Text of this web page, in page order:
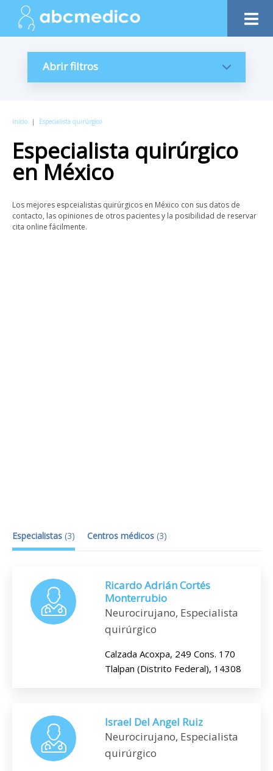
Abrir filtros
Inicio | Especialista quirúrgico
Especialista quirúrgico
en México
Los mejores espceialistas quirúrgicos en México con sus datos de
contacto, las opiniones de otros pacientes y la posibilidad de reservar
cita online fácilmente.
Especialistas (3) Centros médicos (3)
Ricardo Adrián Cortés
Monterrubio
Neurocirujano, Especialista
quirúrgico
Calzada Acoxpa, 249 Cons. 170
Tlalpan (Distrito Federal), 14308
Israel Del Angel Ruiz
Neurocirujano, Especialista
quirúrgico